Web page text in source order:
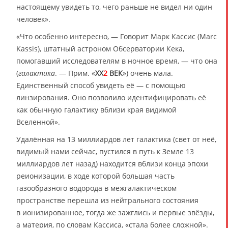
настоящему увидеть то, чего раньше не видел ни один
человек».
«Что особенно интересно, — Говорит Марк Кассис (Marc
Kassis), штатный астроном Обсерватории Кека,
помогавший исследователям в ночное время, — что она
(галактика. — Прим. «XX2 ВЕК») очень мала.
Единственный способ увидеть её — с помощью
линзирования. Оно позволило идентифицировать её
как обычную галактику вблизи края видимой
Вселенной».
Удалённая на 13 миллиардов лет галактика (свет от неё,
видимый нами сейчас, пустился в путь к Земле 13
миллиардов лет назад) находится вблизи конца эпохи
реионизации, в ходе которой большая часть
газообразного водорода в межгалактическом
пространстве перешла из нейтрального состояния
в ионизированное, тогда же зажглись и первые звёзды,
а материя, по словам Кассиса, «стала более сложной».